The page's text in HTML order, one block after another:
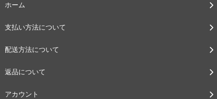
ホーム
支払い方法について
配送方法について
返品について
アカウント